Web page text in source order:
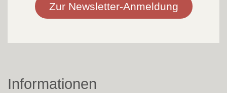
Zur Newsletter-Anmeldung
Informationen